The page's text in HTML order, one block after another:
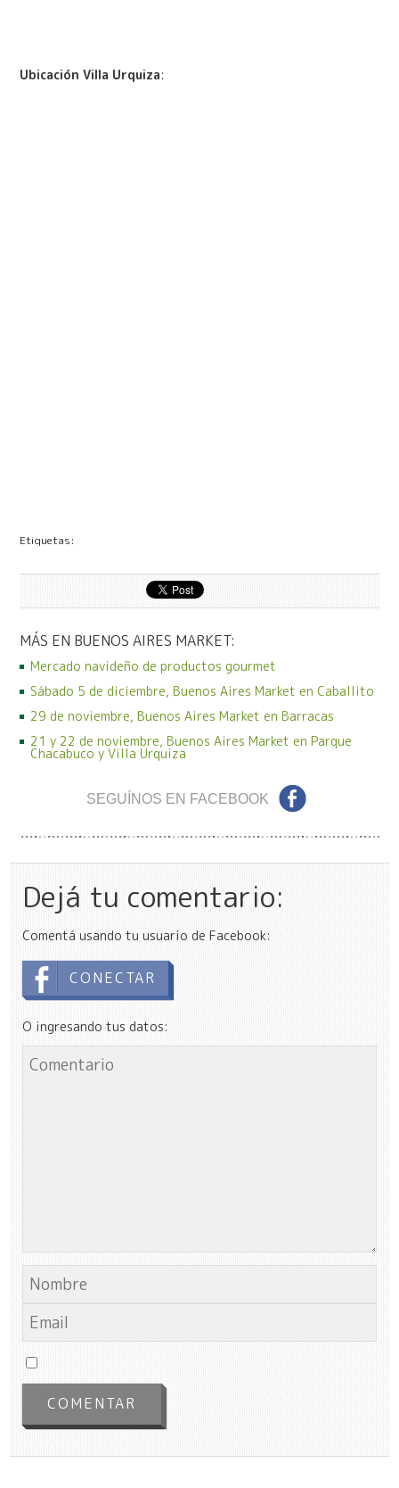
Ubicación Villa Urquiza:
Etiquetas:
MÁS EN BUENOS AIRES MARKET:
Mercado navideño de productos gourmet
Sábado 5 de diciembre, Buenos Aires Market en Caballito
29 de noviembre, Buenos Aires Market en Barracas
21 y 22 de noviembre, Buenos Aires Market en Parque
Chacabuco y Villa Urquiza
SEGUÍNOS EN FACEBOOK
Dejá tu comentario:
Comentá usando tu usuario de Facebook:
CONECTAR
O ingresando tus datos: